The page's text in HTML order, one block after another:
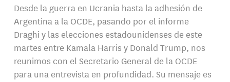
Desde la guerra en Ucrania hasta la adhesión de
Argentina a la OCDE, pasando por el informe
Draghi y las elecciones estadounidenses de este
martes entre Kamala Harris y Donald Trump, nos
reunimos con el Secretario General de la OCDE
para una entrevista en profundidad. Su mensaje es